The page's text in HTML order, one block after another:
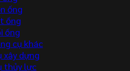
ống
ống
ống
cụ khác
xây dựng
thủy lực